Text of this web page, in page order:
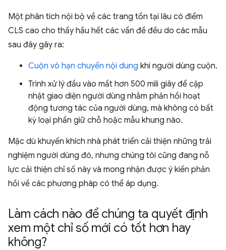
Một phân tích nội bộ về các trang tồn tại lâu có điểm
CLS cao cho thấy hầu hết các vấn đề đều do các mẫu
sau đây gây ra:
Cuộn vô hạn chuyển nội dung khi người dùng cuộn.
Trình xử lý đầu vào mất hơn 500 mili giây để cập
nhật giao diện người dùng nhằm phản hồi hoạt
động tương tác của người dùng, mà không có bất
kỳ loại phần giữ chỗ hoặc mẫu khung nào.
Mặc dù khuyến khích nhà phát triển cải thiện những trải
nghiệm người dùng đó, nhưng chúng tôi cũng đang nỗ
lực cải thiện chỉ số này và mong nhận được ý kiến phản
hồi về các phương pháp có thể áp dụng.
Làm cách nào để chúng ta quyết định
xem một chỉ số mới có tốt hơn hay
không?